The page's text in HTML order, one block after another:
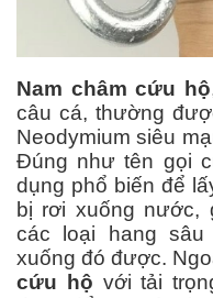
Nam châm cứu hộ
câu cá, thường
Neodymium siêu
Đúng như tên gọi
dụng phổ biến để
bị rơi xuống nước,
các loại hang
xuống đó được.
cứu hộ với tải